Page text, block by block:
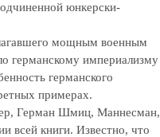
юнкерски-
мощным военным
германскому империализму
германского
примерах.
Герман Шмиц, Маннесман,
всей книги. Известно, что